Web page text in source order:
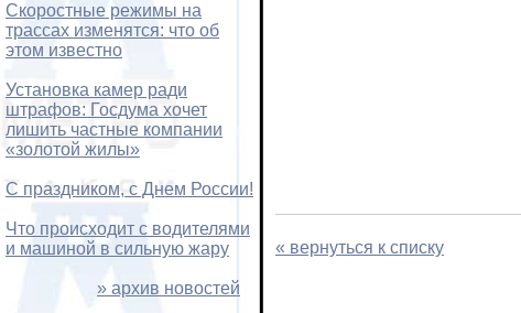
Скоростные режимы на
трассах изменятся: что об
этом известно
Установка камер ради
штрафов: Госдума хочет
лишить частные компании
«золотой жилы»
С праздником, с Днем России!
Что происходит с водителями
и машиной в сильную жару
» архив новостей
« вернуться к списку